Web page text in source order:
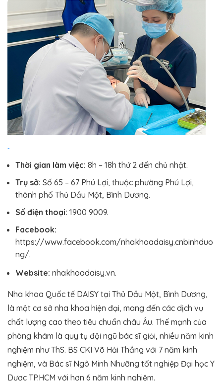
Thời gian làm việc: 8h – 18h thứ 2 đến chủ nhật.
Trụ sở: Số 65 – 67 Phú Lợi, thuộc phường Phú Lợi,
thành phố Thủ Dầu Một, Bình Dương.
Số điện thoại: 1900 9009.
Facebook:
https://www.facebook.com/nhakhoadaisy.cnbinhduo
ng/.
Website: nhakhoadaisy.vn.
Nha khoa Quốc tế DAISY tại Thủ Dầu Một, Bình Dương,
là một cơ sở nha khoa hiện đại, mang đến các dịch vụ
chất lượng cao theo tiêu chuẩn châu Âu. Thế mạnh của
phòng khám là quy tụ đội ngũ bác sĩ giỏi, nhiều năm kinh
nghiệm như ThS. BS CKI Võ Hải Thắng với 7 năm kinh
nghiệm, và Bác sĩ Ngô Minh Nhưỡng tốt nghiệp Đại học Y
Dược TP.HCM với hơn 6 năm kinh nghiệm.